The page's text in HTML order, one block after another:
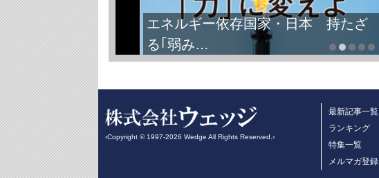
エネルギー依存国家・日本 持たざ
る｢弱み…
‹Copyright © 1997-2026 Wedge All Rights Reserved.›
最新記事一覧
ランキング
特集一覧
メルマガ登録